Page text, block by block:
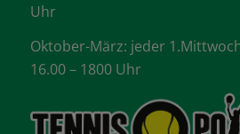
Uhr
Oktober-März: jeder
16.00 – 1800 Uhr